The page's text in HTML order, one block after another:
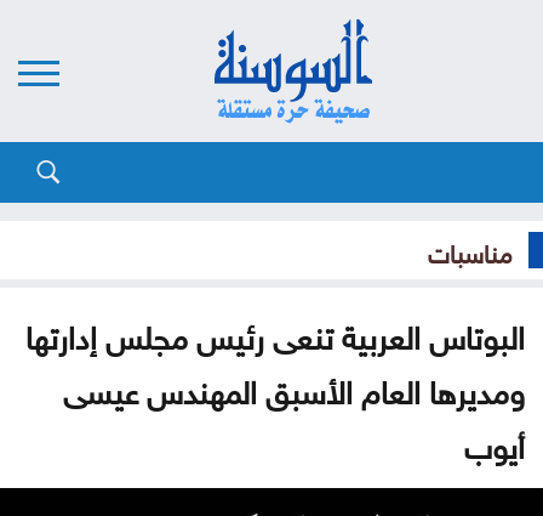
مناسبات
البوتاس العربية تنعى رئيس مجلس إدارتها
ومديرها العام الأسبق المهندس عيسى
أيوب